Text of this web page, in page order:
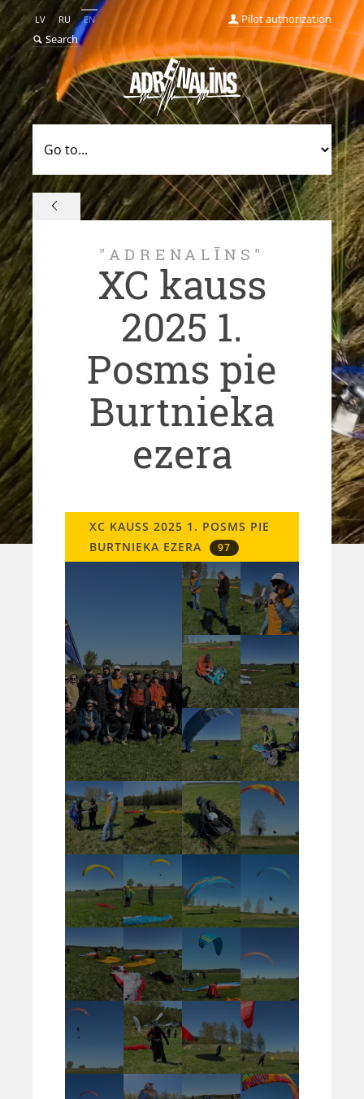
LV RU EN
Search
Pilot authorization
"ADRENALĪNS"
XC kauss
2025 1.
Posms pie
Burtnieka
ezera
XC KAUSS 2025 1. POSMS PIE
BURTNIEKA EZERA
97